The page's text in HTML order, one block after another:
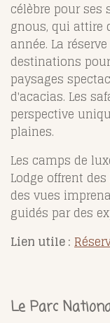
célèbre pour
gnous, qui attire
année. La
destinations
paysages
d'acacias. Les
perspective
plaines.
Les camps de
Lodge offrent
des vues
guidés par des
Lien utile :
Le Parc